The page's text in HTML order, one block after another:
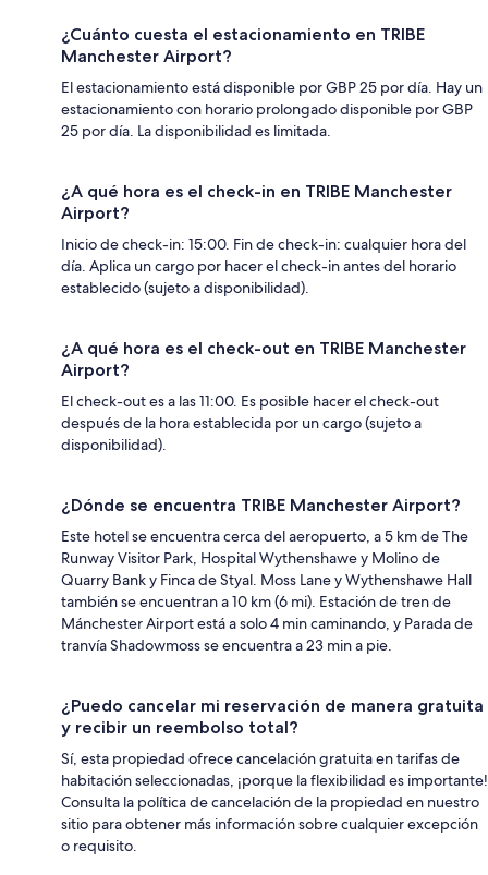
¿Cuánto cuesta el estacionamiento en TRIBE
Manchester Airport?
El estacionamiento está disponible por GBP 25 por día. Hay un
estacionamiento con horario prolongado disponible por GBP
25 por día. La disponibilidad es limitada.
¿A qué hora es el check-in en TRIBE Manchester
Airport?
Inicio de check-in: 15:00. Fin de check-in: cualquier hora del
día. Aplica un cargo por hacer el check-in antes del horario
establecido (sujeto a disponibilidad).
¿A qué hora es el check-out en TRIBE Manchester
Airport?
El check-out es a las 11:00. Es posible hacer el check-out
después de la hora establecida por un cargo (sujeto a
disponibilidad).
¿Dónde se encuentra TRIBE Manchester Airport?
Este hotel se encuentra cerca del aeropuerto, a 5 km de The
Runway Visitor Park, Hospital Wythenshawe y Molino de
Quarry Bank y Finca de Styal. Moss Lane y Wythenshawe Hall
también se encuentran a 10 km (6 mi). Estación de tren de
Mánchester Airport está a solo 4 min caminando, y Parada de
tranvía Shadowmoss se encuentra a 23 min a pie.
¿Puedo cancelar mi reservación de manera gratuita
y recibir un reembolso total?
Sí, esta propiedad ofrece cancelación gratuita en tarifas de
habitación seleccionadas, ¡porque la flexibilidad es importante!
Consulta la política de cancelación de la propiedad en nuestro
sitio para obtener más información sobre cualquier excepción
o requisito.